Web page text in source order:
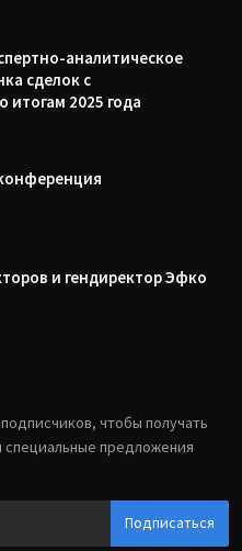
аналитическое
сделок с
итогам 2025 года
и гендиректор Эфко
чтобы получать
предложения
Подписаться